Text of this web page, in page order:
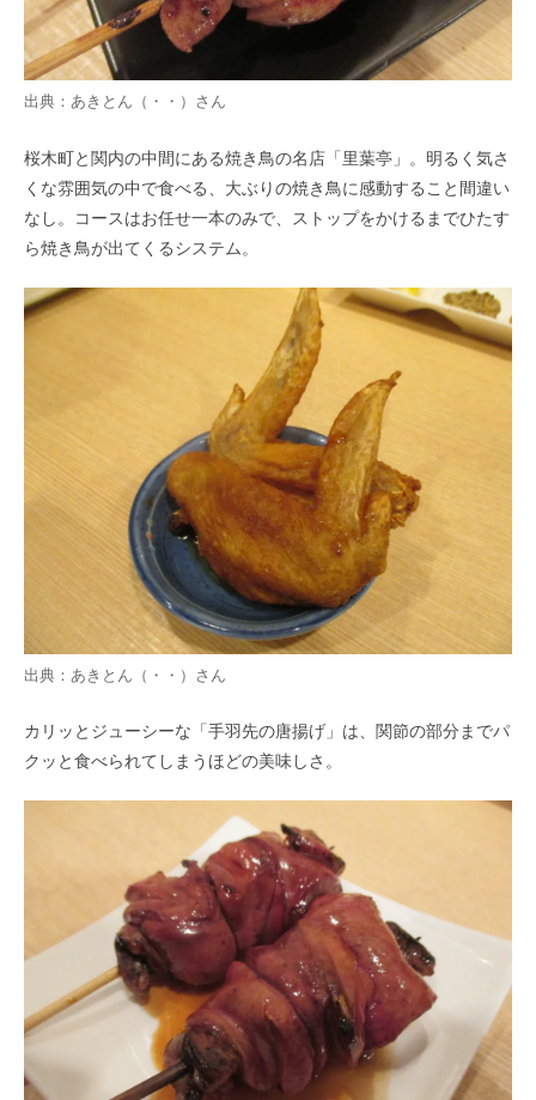
出典： あきとん（・・） さん
桜木町と関内の中間にある焼き鳥の名店「里葉亭」。明るく気さ
くな雰囲気の中で食べる、大ぶりの焼き鳥に感動すること間違い
なし。コースはお任せ一本のみで、ストップをかけるまでひたす
ら焼き鳥が出てくるシステム。
出典： あきとん（・・） さん
カリッとジューシーな「手羽先の唐揚げ」は、関節の部分までパ
クッと食べられてしまうほどの美味しさ。